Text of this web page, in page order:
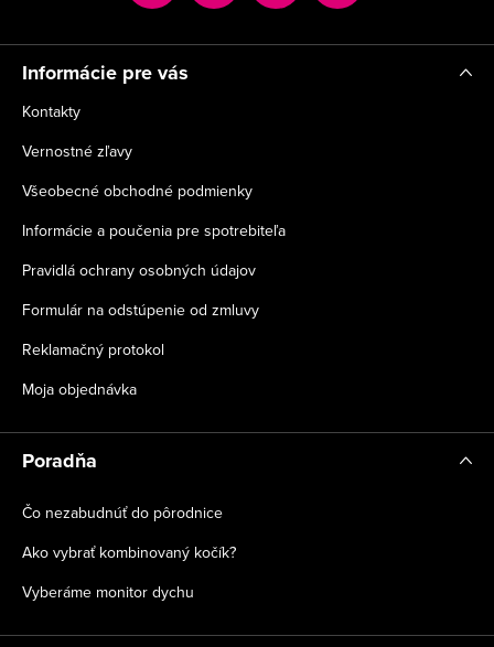
e
Informácie pre vás
Kontakty
Vernostné zľavy
Všeobecné obchodné podmienky
Informácie a poučenia pre spotrebiteľa
Pravidlá ochrany osobných údajov
Formulár na odstúpenie od zmluvy
Reklamačný protokol
Moja objednávka
Poradňa
Čo nezabudnúť do pôrodnice
Ako vybrať kombinovaný kočík?
Vyberáme monitor dychu